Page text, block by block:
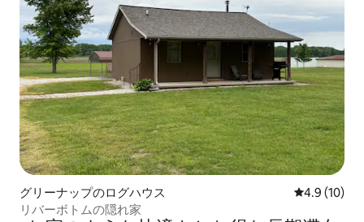
グリーナップのログハウス レビュー10
4.9 (10)
リバーボトムの隠れ家